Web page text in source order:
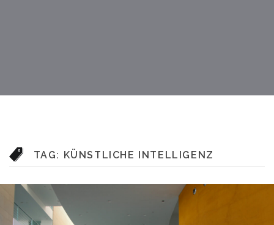
TAG: KÜNSTLICHE INTELLIGENZ